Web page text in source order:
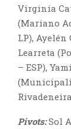
Virginia
(Mariano
LP),
Learreta
– ESP),
Pivots:Sol